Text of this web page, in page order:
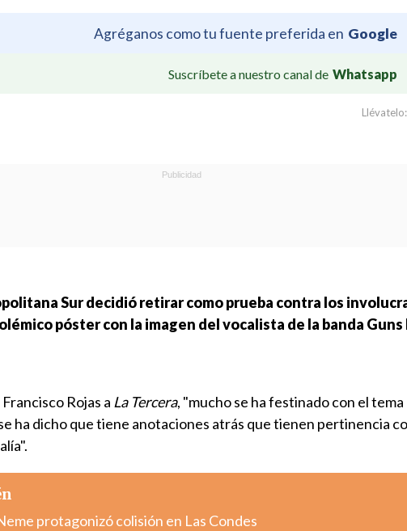
Agréganos como tu fuente preferida en Google
Suscríbete a nuestro canal de Whatsapp
Llévatelo:
Sur decidió retirar como prueba contra los
póster con la imagen del vocalista de la banda Guns
Rojas a La Tercera, "mucho se ha festinado con el
ha dicho que tiene anotaciones atrás que tienen pertinencia
protagonizó colisión en Las Condes